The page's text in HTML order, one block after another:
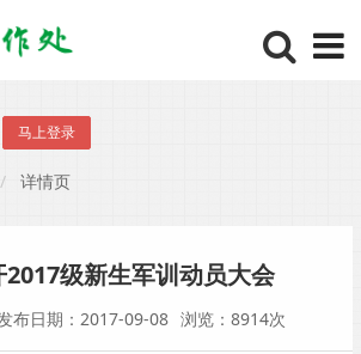
马上登录
详情页
级新生军训动员大会
布日期：2017-09-08 浏览：8914次